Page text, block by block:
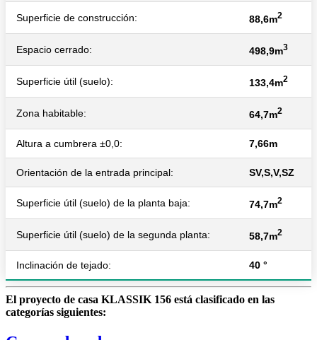
Superficie de construcción: 88,6m2
Espacio cerrado: 498,9m3
Superficie útil (suelo): 133,4m2
Zona habitable: 64,7m2
Altura a cumbrera ±0,0: 7,66m
Orientación de la entrada principal: SV,S,V,SZ
Superficie útil (suelo) de la planta baja: 74,7m2
Superficie útil (suelo) de la segunda planta: 58,7m2
Inclinación de tejado: 40 °
El proyecto de casa KLASSIK 156 está clasificado en las
categorías siguientes: